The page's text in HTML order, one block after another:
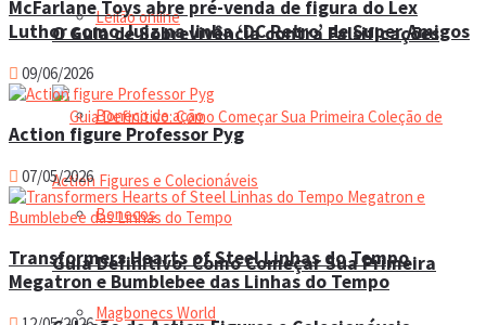
Leilão online
Boneco de ação
Bonecos
Magbonecs World
O Guia de Sobrevivência contra Falsificações
Guia Definitivo: Como Começar Sua Primeira
McFarlane Toys abre pré-venda de figura do Lex
Luthor como Juiz na linha ‘DC Retro’ de Super Amigos
09/06/2026
Action figure Professor Pyg
07/05/2026
Transformers Hearts of Steel Linhas do Tempo
Megatron e Bumblebee das Linhas do Tempo